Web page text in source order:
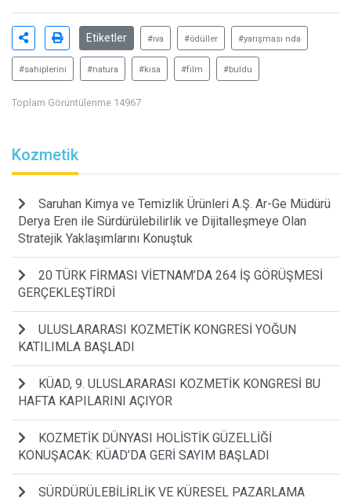
Etiketler #ıva #ödüller #yarışması nda
#sahiplerini #natura #kısa #film #buldu
Toplam Görüntülenme 14967
Kozmetik
Saruhan Kimya ve Temizlik Ürünleri A.Ş. Ar-Ge Müdürü
Derya Eren ile Sürdürülebilirlik ve Dijitalleşmeye Olan
Stratejik Yaklaşımlarını Konuştuk
20 TÜRK FİRMASI VİETNAM’DA 264 İŞ GÖRÜŞMESİ
GERÇEKLEŞTİRDİ
ULUSLARARASI KOZMETİK KONGRESİ YOĞUN
KATILIMLA BAŞLADI
KÜAD, 9. ULUSLARARASI KOZMETİK KONGRESİ BU
HAFTA KAPILARINI AÇIYOR
KOZMETİK DÜNYASI HOLİSTİK GÜZELLİĞİ
KONUŞACAK: KÜAD’DA GERİ SAYIM BAŞLADI
SÜRDÜRÜLEBİLİRLİK VE KÜRESEL PAZARLAMA